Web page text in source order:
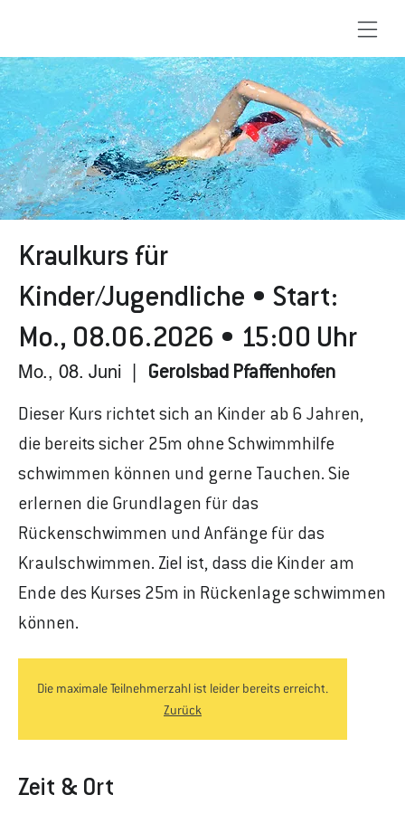
Kraulkurs für
Kinder/Jugendliche • Start:
Mo., 08.06.2026 • 15:00 Uhr
Mo., 08. Juni Gerolsbad Pfaffenhofen
Dieser Kurs richtet sich an Kinder ab 6 Jahren,
die bereits sicher 25m ohne Schwimmhilfe
schwimmen können und gerne Tauchen. Sie
erlernen die Grundlagen für das
Rückenschwimmen und Anfänge für das
Kraulschwimmen. Ziel ist, dass die Kinder am
Ende des Kurses 25m in Rückenlage schwimmen
können.
Die maximale Teilnehmerzahl ist leider bereits erreicht.
Zurück
Zeit & Ort